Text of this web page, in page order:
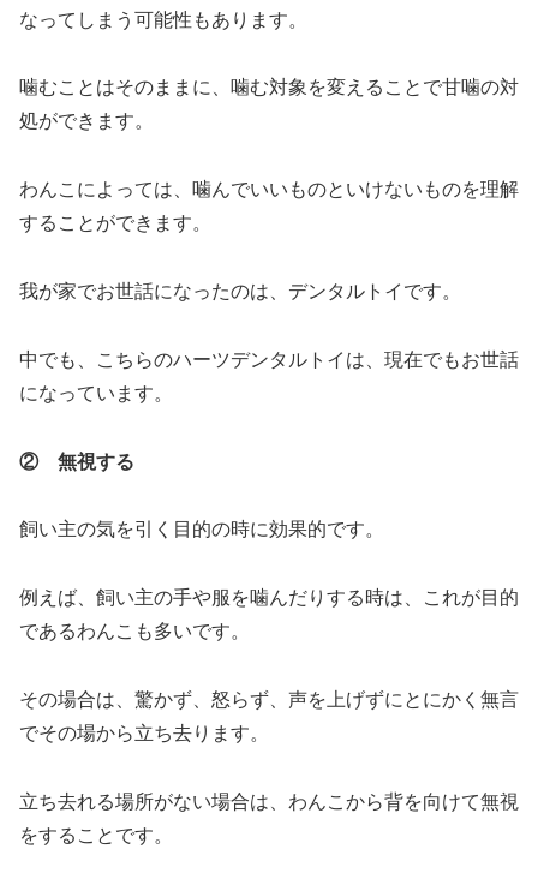
なってしまう可能性もあります。
噛むことはそのままに、噛む対象を変えることで甘噛の対
処ができます。
わんこによっては、噛んでいいものといけないものを理解
することができます。
我が家でお世話になったのは、デンタルトイです。
中でも、こちらのハーツデンタルトイは、現在でもお世話
になっています。
② 無視する
飼い主の気を引く目的の時に効果的です。
例えば、飼い主の手や服を噛んだりする時は、これが目的
であるわんこも多いです。
その場合は、驚かず、怒らず、声を上げずにとにかく無言
でその場から立ち去ります。
立ち去れる場所がない場合は、わんこから背を向けて無視
をすることです。